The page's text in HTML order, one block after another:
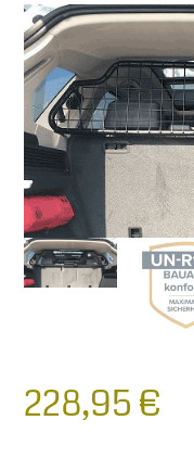
228,95 €